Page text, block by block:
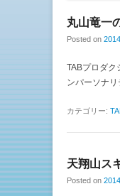
丸山竜一
Posted on
TABプロダク
ンパーソナリ
カテゴリー:
天翔山ス
Posted on